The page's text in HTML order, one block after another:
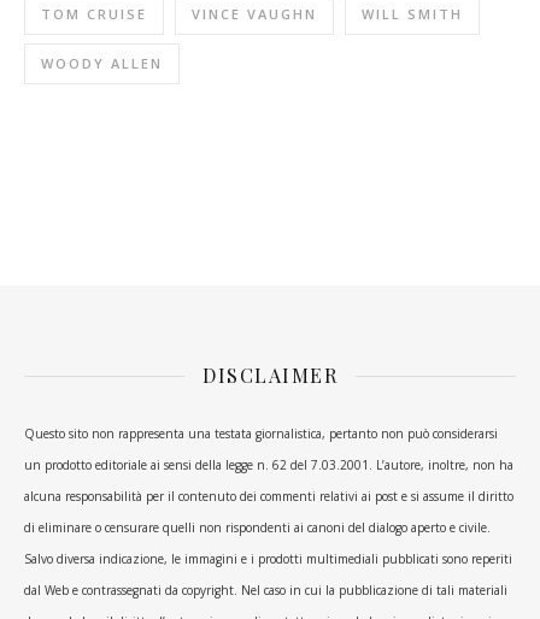
TOM CRUISE VINCE VAUGHN WILL SMITH
WOODY ALLEN
DISCLAIMER
Questo sito non rappresenta una testata giornalistica, pertanto non può considerarsi
un prodotto editoriale ai sensi della legge n. 62 del 7.03.2001. L’autore, inoltre, non ha
alcuna responsabilità per il contenuto dei commenti relativi ai post e si assume il diritto
di eliminare o censurare quelli non rispondenti ai canoni del dialogo aperto e civile.
Salvo diversa indicazione, le immagini e i prodotti multimediali pubblicati sono reperiti
dal Web e contrassegnati da copyright. Nel caso in cui la pubblicazione di tali materiali